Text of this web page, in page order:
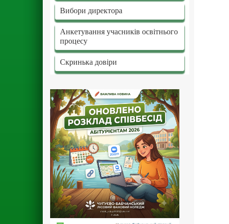
Вибори директора
Анкетування учасників освітнього
процесу
Скринька довіри